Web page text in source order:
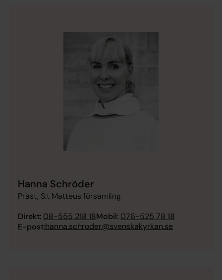
Hanna Schröder
Präst, S:t Matteus församling
Direkt: 08-555 218 18Mobil: 076-525 78 18
E-post:hanna.schroder@svenskakyrkan.se